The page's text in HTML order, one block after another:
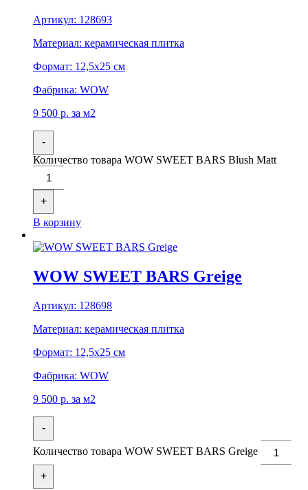
Артикул: 128693
Материал: керамическая плитка
Формат: 12,5x25 см
Фабрика: WOW
9 500 р. за м2
-
Количество товара WOW SWEET BARS Blush Matt
+
В корзину
WOW SWEET BARS Greige
Артикул: 128698
Материал: керамическая плитка
Формат: 12,5x25 см
Фабрика: WOW
9 500 р. за м2
-
Количество товара WOW SWEET BARS Greige
+